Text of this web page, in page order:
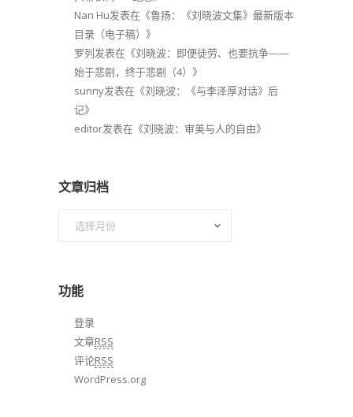
Nan Hu发表在《鲁扬：《刘晓波文集》最新版本
目录（电子稿） 》
罗列发表在《刘晓波：即便徒劳、也要抗争——
始于悲剧，终于悲剧（4） 》
sunny发表在《刘晓波：《与李泽厚对话》后
记》
editor发表在《刘晓波：审美与人的自由》
文章归档
功能
登录
文章RSS
评论RSS
WordPress.org